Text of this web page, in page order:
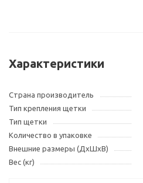
Характеристики
Страна производитель
Тип крепления щетки
Тип щетки
Количество в упаковке
Внешние размеры (ДxШxВ)
Вес (кг)